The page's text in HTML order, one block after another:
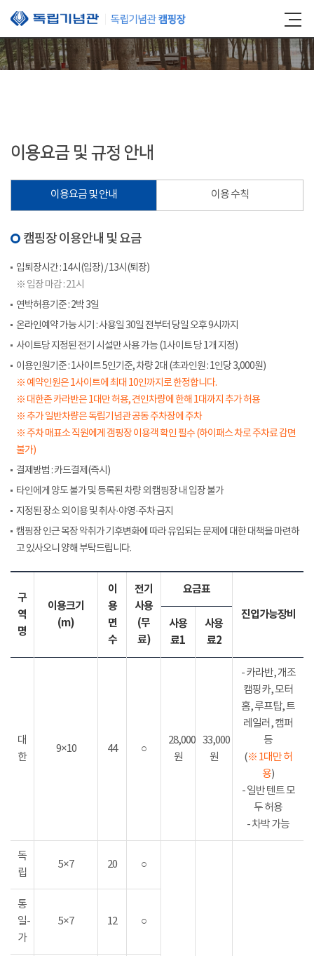
본문 바로가기
이용요금 및 규정 안내
이용요금 및 안내 이용 수칙
캠핑장 이용안내 및 요금
입퇴장시간 : 14시(입장) / 13시(퇴장)
※ 입장 마감 : 21시
연박허용기준 : 2박 3일
온라인예약 가능 시기 : 사용일 30일 전부터 당일 오후 9시까지
사이트당 지정된 전기 시설만 사용 가능 (1사이트 당 1개 지정)
이용인원기준 : 1사이트 5인기준, 차량 2대 (초과인원 : 1인당 3,000원)
※ 예약인원은 1사이트에 최대 10인까지로 한정합니다.
※ 대한존 카라반은 1대만 허용, 견인차량에 한해 1대까지 추가 허용
※ 추가 일반차량은 독립기념관 공동 주차장에 주차
※ 주차 매표소 직원에게 갬핑장 이용객 확인 필수 (하이패스 차로 주차료 감면
불가)
결제방법 : 카드결제(즉시)
타인에게 양도 불가 및 등록된 차량 외 캠핑장 내 입장 불가
지정된 장소 외 이용 및 취사·야영·주차 금지
캠핑장 인근 목장 악취가 기후변화에 따라 유입되는 문제에 대한 대책을 마련하
고 있사오니 양해 부탁드립니다.
구
역
명
이용크기
(m)
이
용
면
수
전기
사용
(무
료)
요금표
진입가능장비
사용
료1
사용
료2
대
한
9×10 44 ○
28,000
원
33,000
원
- 카라반, 개조
캠핑카, 모터
홈, 루프탑, 트
레일러, 캠퍼
등
(※ 1대만 허
용)
- 일반 텐트 모
두 허용
- 차박 가능
독
립
5×7 20 ○
통
일-
가
5×7 12 ○